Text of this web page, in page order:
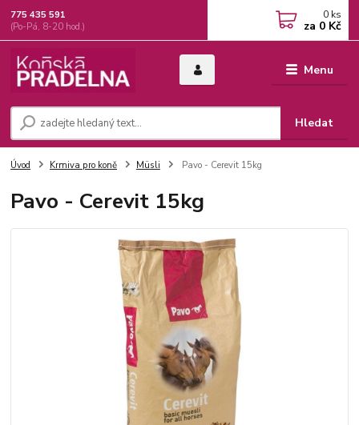
Menu
Hledat
775 435 591
(Po-Pá, 8-20 hod.)
0 ks
za 0 Kč
Úvod Krmiva pro koně Müsli Pavo - Cerevit 15kg
Pavo - Cerevit 15kg